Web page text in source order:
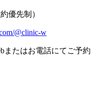
優先制）
@clinic-w
またはお電話にてご予約